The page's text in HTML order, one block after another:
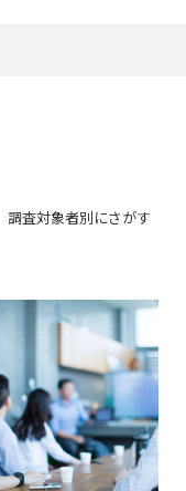
調査対象者別にさがす